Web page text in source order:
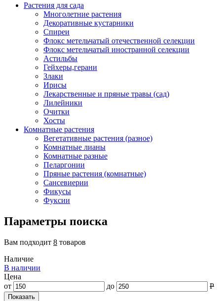
Растения для сада
Многолетние растения
Декоративные кустарники
Спиреи
Флокс метельчатый отечественной селекции
Флокс метельчатый иностранной селекции
Астильбы
Гейхеры,герани
Злаки
Ирисы
Лекарственные и пряные травы (сад)
Лилейники
Очитки
Хосты
Комнатные растения
Вегетативные растения (разное)
Комнатные лианы
Комнатные разные
Пеларгонии
Пряные растения (комнатные)
Сансевиерии
Фикусы
Фуксии
Параметры поиска
Вам подходит 8 товаров
Наличие
В наличии
Цена
от
до Р